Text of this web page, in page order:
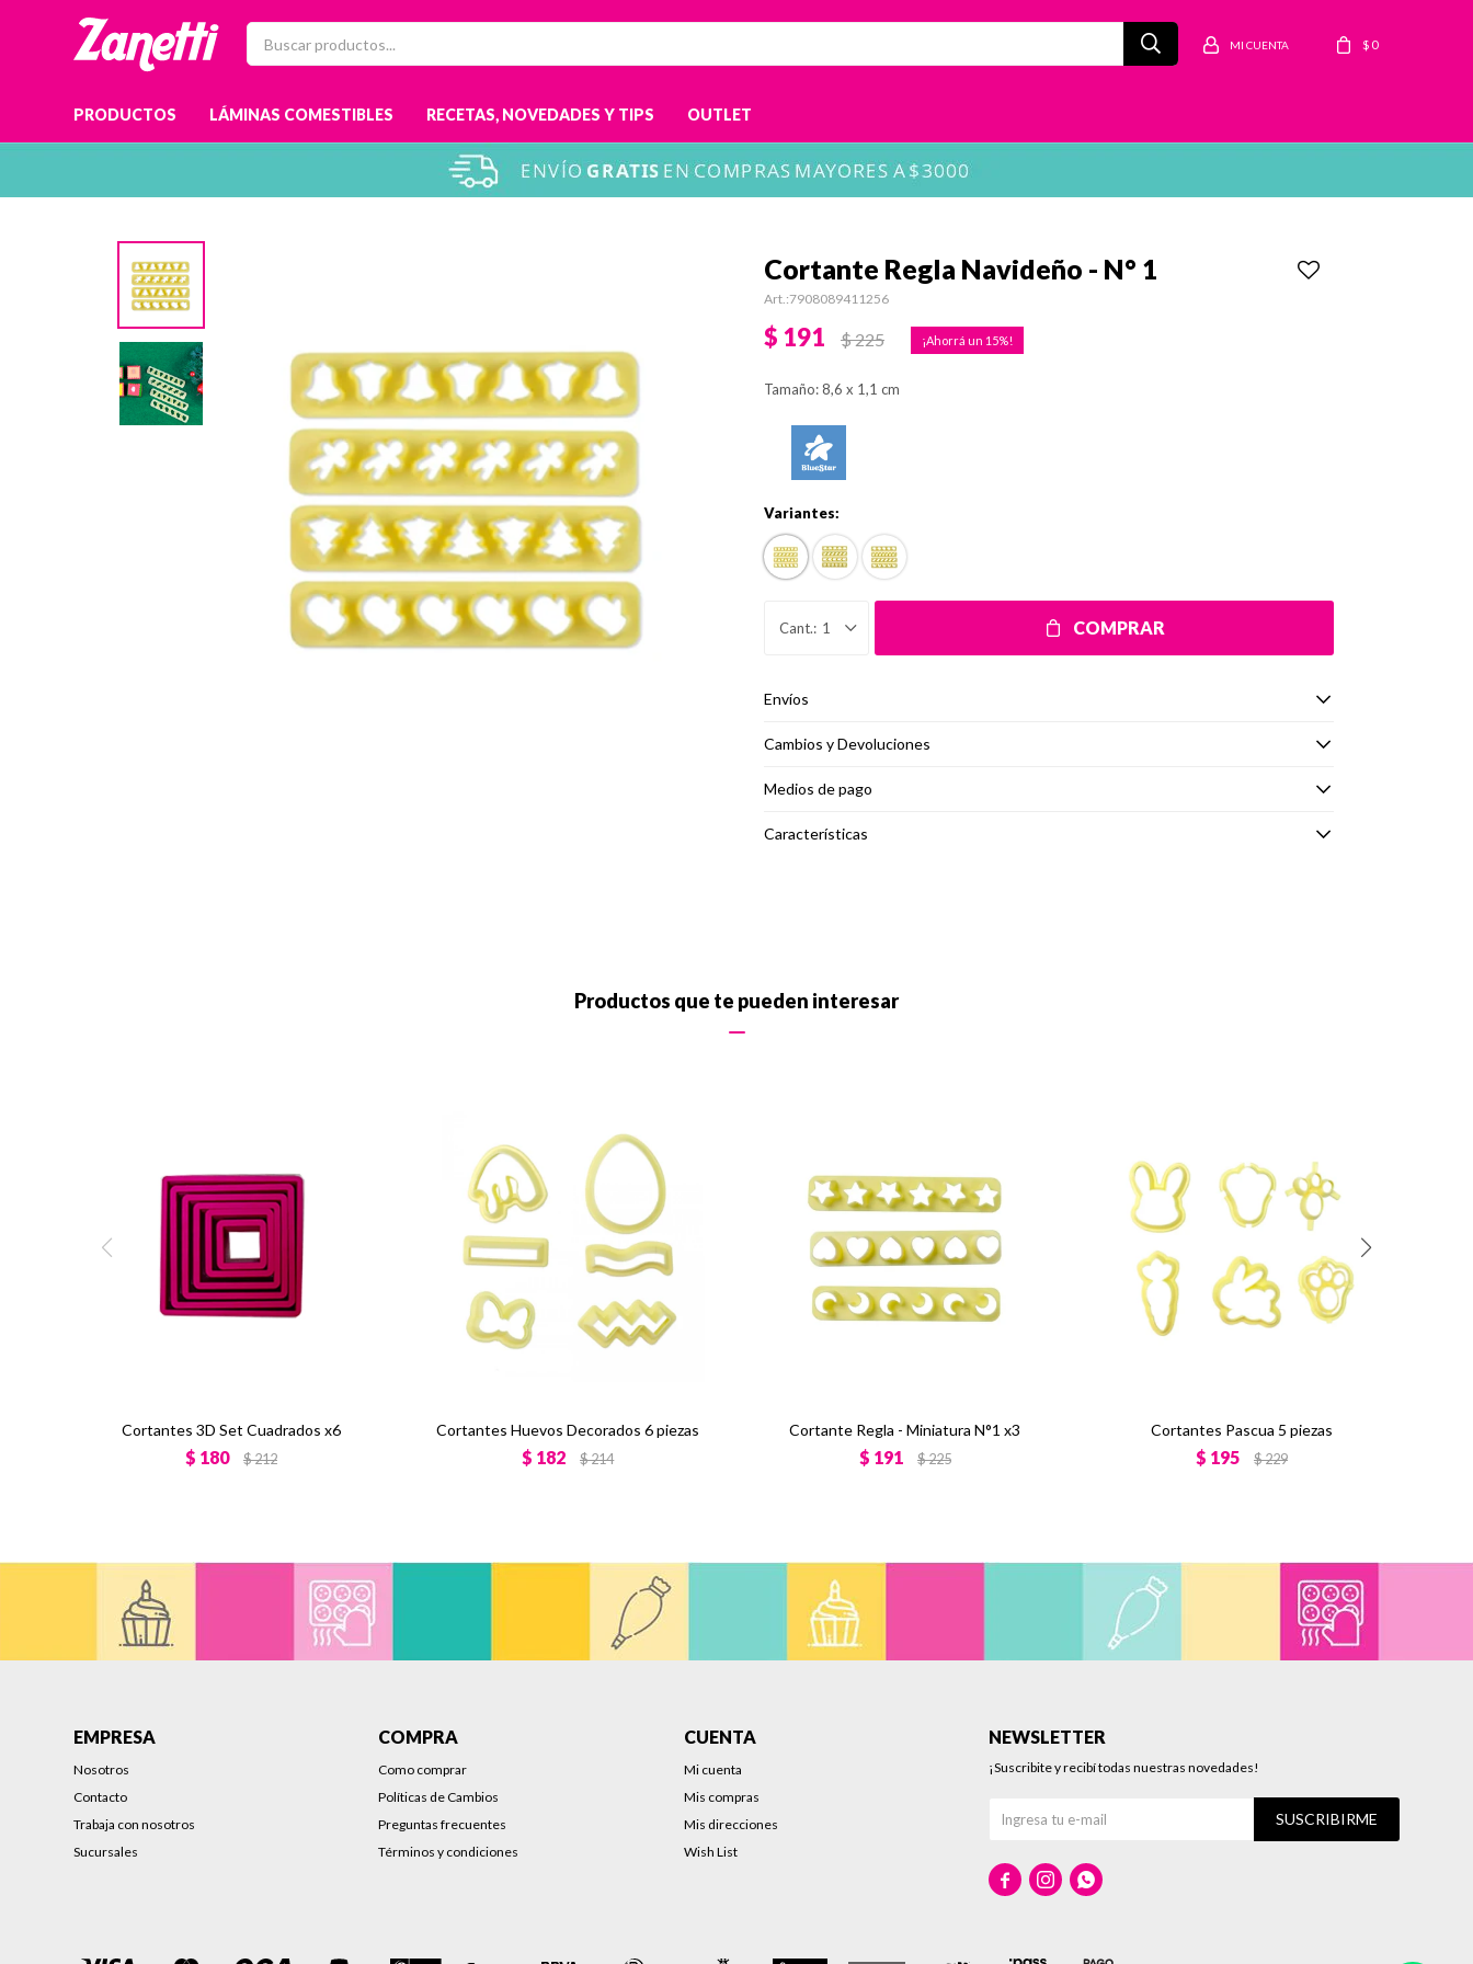
PRODUCTOS LÁMINAS COMESTIBLES RECETAS, NOVEDADES Y TIPS OUTLET
$ 0
Cortante Regla Navideño - N° 1
7908089411256
$ 191 $225 15
Tamaño: 8,6 x 1,1 cm
Variantes:
1 COMPRAR
Envíos
Cambios y Devoluciones
Medios de pago
Características
Productos que te pueden interesar
Cortantes 3D Set Cuadrados x6
$ 180 $212
Cortantes Huevos Decorados 6 piezas
$ 182 $214
Cortante Regla - Miniatura N°1 x3
$ 191 $225
Cortantes Pascua 5 piezas
$ 195 $229
EMPRESA
Nosotros
Contacto
Trabaja con nosotros
Sucursales
COMPRA
Como comprar
Políticas de Cambios
Preguntas frecuentes
Términos y condiciones
CUENTA
Mi cuenta
Mis compras
Mis direcciones
Wish List
NEWSLETTER
¡Suscribite y recibí todas nuestras novedades!
SUSCRIBIRME
  